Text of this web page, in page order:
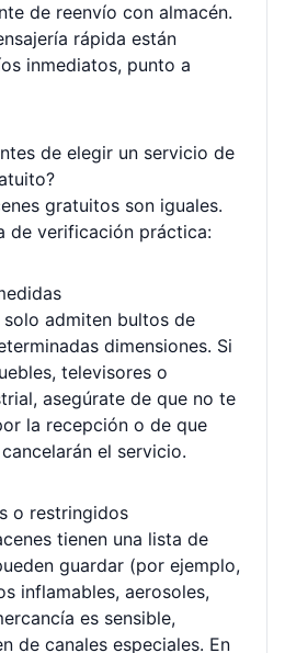
de reenvío con almacén.
rápida están
inmediatos, punto a
de elegir un servicio de
gratuitos son iguales.
de verificación práctica:
solo admiten bultos de
dimensiones. Si
televisores o
asegúrate de que no te
la recepción o de que
el servicio.
o restringidos
tienen una lista de
guardar (por ejemplo,
inflamables, aerosoles,
es sensible,
de canales especiales. En